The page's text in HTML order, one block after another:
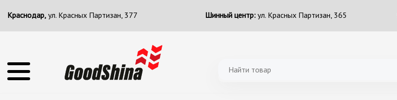
Краснодар, ул. Красных Партизан, 377 Шинный центр:ул. Красных Партизан, 365